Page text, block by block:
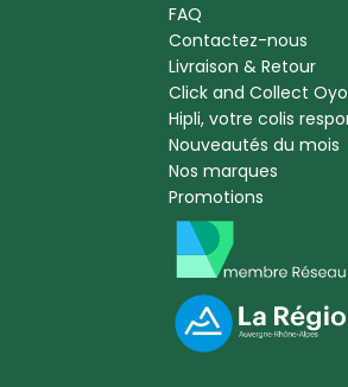
FAQ
Contactez-nous
Livraison & Retour
Click and Collect
Hipli, votre colis
Nouveautés du mois
Nos marques
Promotions